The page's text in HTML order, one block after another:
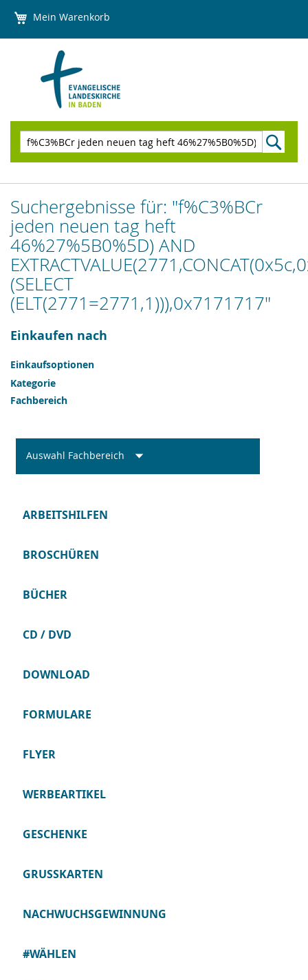
Mein Warenkorb
zum
Suchen
Suchergebnisse für: "f%C3%BCr
jeden neuen tag heft
46%27%5B0%5D) AND
(SELECT
(ELT(2771=2771,1))),0x7171717"
Einkaufen nach
Einkaufsoptionen
Kategorie
Fachbereich
Auswahl Fachbereich
ARBEITSHILFEN
BROSCHÜREN
BÜCHER
CD / DVD
DOWNLOAD
FORMULARE
FLYER
WERBEARTIKEL
GESCHENKE
GRUSSKARTEN
NACHWUCHSGEWINNUNG
#WÄHLEN